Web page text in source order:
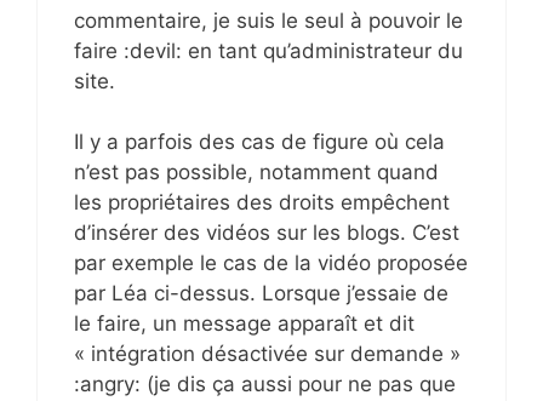
commentaire, je suis le seul à pouvoir le
faire :devil: en tant qu’administrateur du
site.
Il y a parfois des cas de figure où cela
n’est pas possible, notamment quand
les propriétaires des droits empêchent
d’insérer des vidéos sur les blogs. C’est
par exemple le cas de la vidéo proposée
par Léa ci-dessus. Lorsque j’essaie de
le faire, un message apparaît et dit
« intégration désactivée sur demande »
:angry: (je dis ça aussi pour ne pas que